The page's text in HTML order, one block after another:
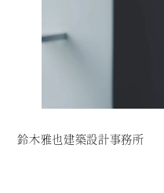
鈴木雅也建築設計事務所